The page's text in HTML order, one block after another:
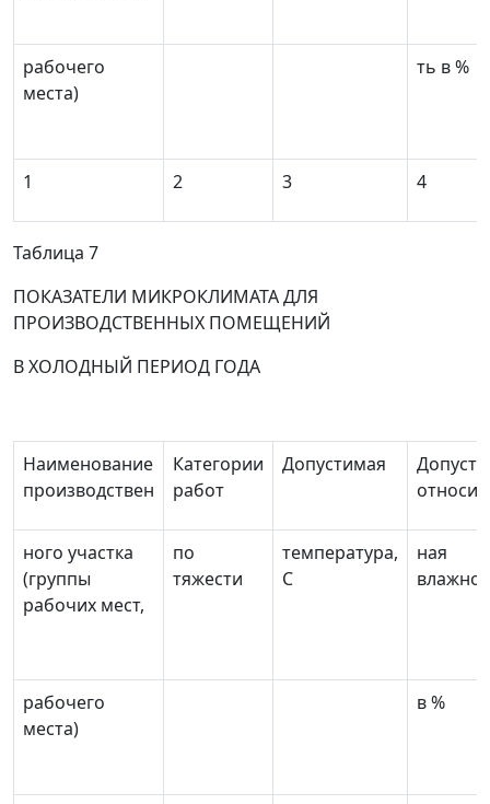
рабочего
места)
ть в %
1 2 3 4
Таблица 7
ПОКАЗАТЕЛИ МИКРОКЛИМАТА ДЛЯ
ПРОИЗВОДСТВЕННЫХ ПОМЕЩЕНИЙ
В ХОЛОДНЫЙ ПЕРИОД ГОДА
Наименование
производствен
Категории
работ
Допустимая
ного участка
(группы
рабочих мест,
по
тяжести
температура,
С
ная
рабочего
места)
в %